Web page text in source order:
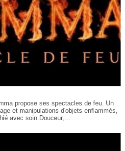
propose ses spectacles de feu. Un
et manipulations d'objets enflammés,
avec soin.Douceur,...